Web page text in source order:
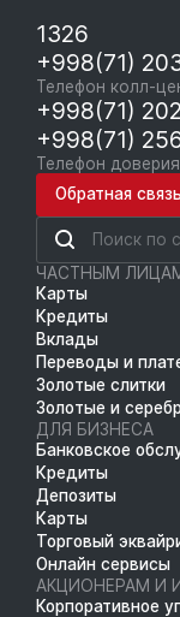
1326
+998(71)
Телефон колл-
+998(71)
+998(71)
Телефон доверия
Обратная связь
ЧАСТНЫМ
Карты
Кредиты
Вклады
Переводы и
Золотые слитки
Золотые и
ДЛЯ БИЗНЕСА
Банковское
Кредиты
Депозиты
Карты
Торговый
Онлайн сервисы
АКЦИОНЕРАМ И
Корпоративное